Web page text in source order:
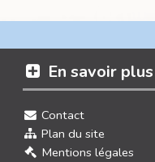
En savoir plus
Contact
Plan du site
Mentions légales